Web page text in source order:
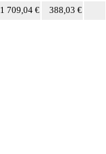
1 709,04 € 388,03 €